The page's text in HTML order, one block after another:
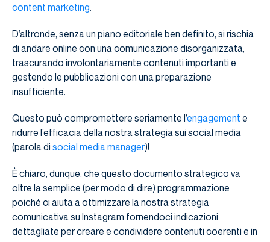
content marketing.
D’altronde, senza un piano editoriale ben definito, si rischia
di andare online con una comunicazione disorganizzata,
trascurando involontariamente contenuti importanti e
gestendo le pubblicazioni con una preparazione
insufficiente.
Questo può compromettere seriamente l’engagement e
ridurre l’efficacia della nostra strategia sui social media
(parola di social media manager)!
È chiaro, dunque, che questo documento strategico va
oltre la semplice (per modo di dire) programmazione
poiché ci aiuta a ottimizzare la nostra strategia
comunicativa su Instagram fornendoci indicazioni
dettagliate per creare e condividere contenuti coerenti e in